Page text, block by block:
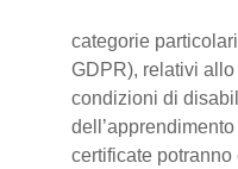
categorie
GDPR), relativi
condizioni di
certificate